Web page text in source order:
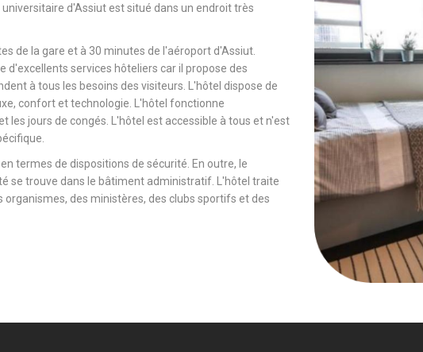
d'Assiut est situé dans un endroit très
de la gare et à 30 minutes de l'aéroport d'Assiut.
d'excellents services hôteliers car il propose des
à tous les besoins des visiteurs. L'hôtel dispose de
confort et technologie. L'hôtel fonctionne
les jours de congés. L'hôtel est accessible à tous et n'est
termes de dispositions de sécurité. En outre, le
se trouve dans le bâtiment administratif. L'hôtel traite
organismes, des ministères, des clubs sportifs et des